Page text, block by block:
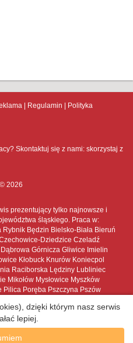
Regulamin
Polityka
Skontaktuj się z nami: skorzystaj z
© 2026
prezentujący tylko najnowsze i
śląskiego. Praca w:
Będzin Bielsko-Biała Bieruń
Dziedzice Czeladź
Górnicza Gliwice Imielin
Kłobuck Knurów Koniecpol
Raciborska Lędziny Lubliniec
Mikołów Mysłowice Myszków
Pilica Poręba Pszczyna Pszów
Sławków Sosnowiec Sośnicowice
Tarnowskie Góry Toszek
Śląski Wojkowice Woźniki
dzięki którym nasz serwis
lepiej.